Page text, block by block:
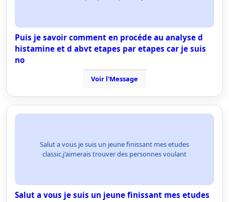
Puis je savoir comment en procéde au analyse d
histamine et d abvt etapes par etapes car je suis
no
Voir l'Message
Salut a vous je suis un jeune finissant mes etudes
classic,j'aimerais trouver des personnes voulant
Salut a vous je suis un jeune finissant mes etudes